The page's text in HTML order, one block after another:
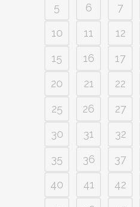
5
6 7
10
11 12
15
16 17
20
21 22
25
26 27
30
31 32
35
36 37
40
41 42